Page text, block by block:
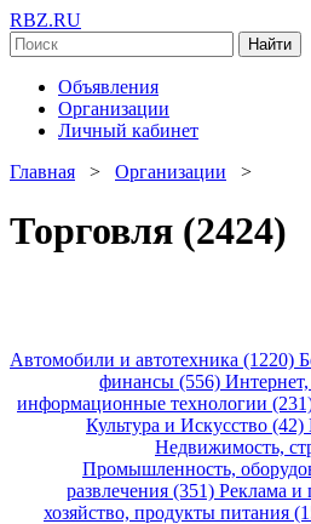
RBZ.RU
Найти
Объявления
Организации
Личный кабинет
Главная > Организации >
Торговля (2424)
Автомобили и автотехника (1220)
финансы (556)
информационные технологии
Культура и Искусство (42)
Недвижимость,
Промышленность,
развлечения (351) Реклама и
хозяйство, продукты питания